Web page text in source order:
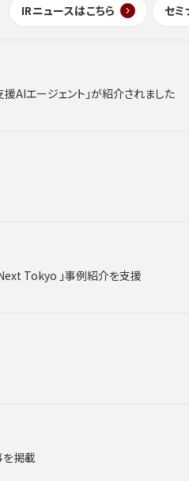
IRニュースはこちら セミ
援AIエージェント」が紹介されました
Tokyo 」事例紹介を支援
を掲載